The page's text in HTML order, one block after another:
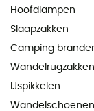
Hoofdlampen
Slaapzakken
Camping
Wandelrugzakken
IJspikkelen
Wandelschoenen